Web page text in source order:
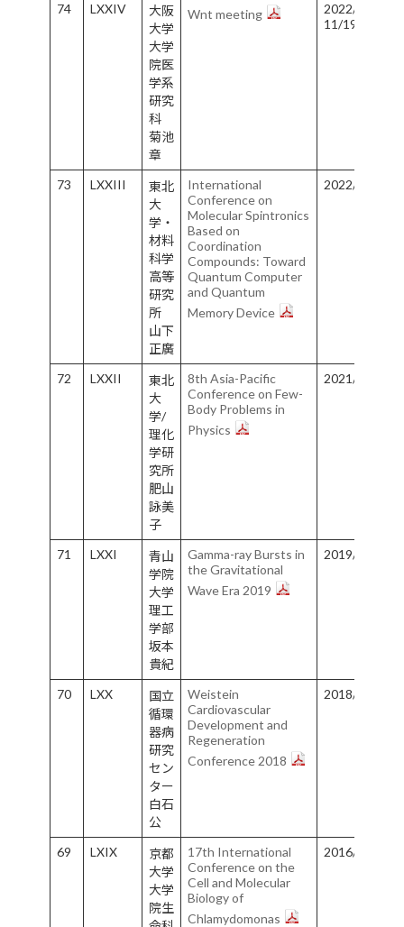
74 LXXIV
大阪
大学
大学
院医
学系
研究
科
菊池
章
Wnt meeting
2022/11/15-
11/19
73 LXXIII
東北
大
学・
材料
科学
高等
研究
所
山下
正廣
International
Conference on
Molecular Spintronics
Based on
Coordination
Compounds: Toward
Quantum Computer
and Quantum
Memory Device
2022/10/8/-
72 LXXII
東北
大
学/
理化
学研
究所
肥山
詠美
子
8th Asia-Pacific
Conference on Few-
Body Problems in
Physics
2021/3/1-3/5
71 LXXI
青山
学院
大学
理工
学部
坂本
貴紀
Gamma-ray Bursts in
the Gravitational
Wave Era 2019
2019/10/28-
70 LXX
国立
循環
器病
研究
セン
ター
白石
公
Weistein
Cardiovascular
Development and
Regeneration
Conference 2018
2018/5/16-5/
69 LXIX
京都
大学
大学
院生
17th International
Conference on the
Cell and Molecular
Biology of
Chlamydomonas
2016/6/26-7/